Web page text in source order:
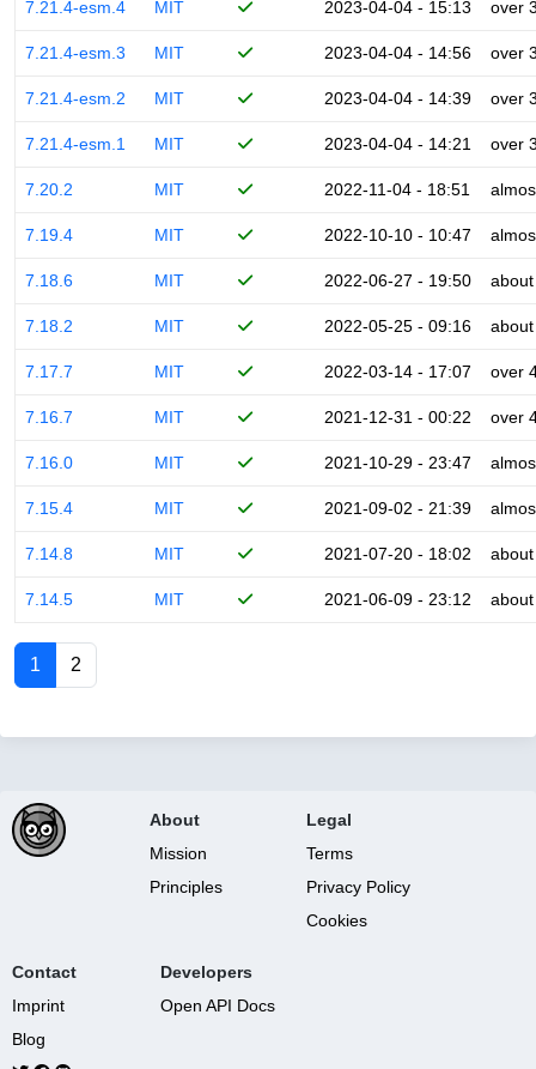
7.21.4-esm.4 MIT 2023-04-04 - 15:13 over
7.21.4-esm.3 MIT 2023-04-04 - 14:56 over
7.21.4-esm.2 MIT 2023-04-04 - 14:39 over
7.21.4-esm.1 MIT 2023-04-04 - 14:21 over
7.20.2 MIT 2022-11-04 - 18:51
7.19.4 MIT 2022-10-10 - 10:47
7.18.6 MIT 2022-06-27 - 19:50
7.18.2 MIT 2022-05-25 - 09:16
7.17.7 MIT 2022-03-14 - 17:07 over
7.16.7 MIT 2021-12-31 - 00:22 over
7.16.0 MIT 2021-10-29 - 23:47
7.15.4 MIT 2021-09-02 - 21:39
7.14.8 MIT 2021-07-20 - 18:02
7.14.5 MIT 2021-06-09 - 23:12
1 2
About
Mission
Principles
Legal
Terms
Privacy Policy
Cookies
Contact
Imprint
Blog
Developers
Open API Docs